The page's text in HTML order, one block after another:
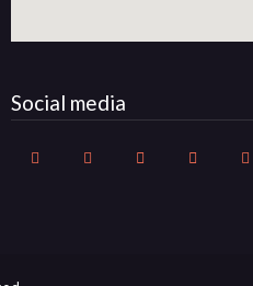
Social media